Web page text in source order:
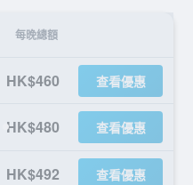
每晚總額
HK$460 查看優惠
HK$480 查看優惠
HK$492 查看優惠